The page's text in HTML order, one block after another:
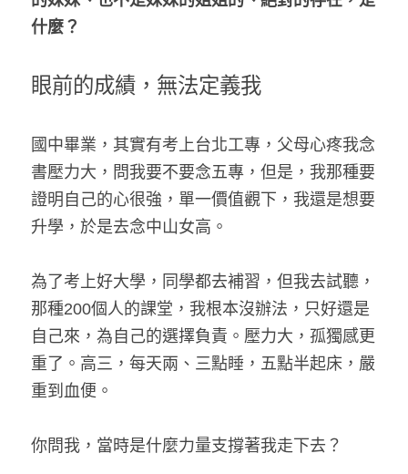
什麼？
眼前的成績，無法定義我
國中畢業，其實有考上台北工專，父母心疼我念
書壓力大，問我要不要念五專，但是，我那種要
證明自己的心很強，單一價值觀下，我還是想要
升學，於是去念中山女高。
為了考上好大學，同學都去補習，但我去試聽，
那種200個人的課堂，我根本沒辦法，只好還是
自己來，為自己的選擇負責。壓力大，孤獨感更
重了。高三，每天兩、三點睡，五點半起床，嚴
重到血便。
你問我，當時是什麼力量支撐著我走下去？